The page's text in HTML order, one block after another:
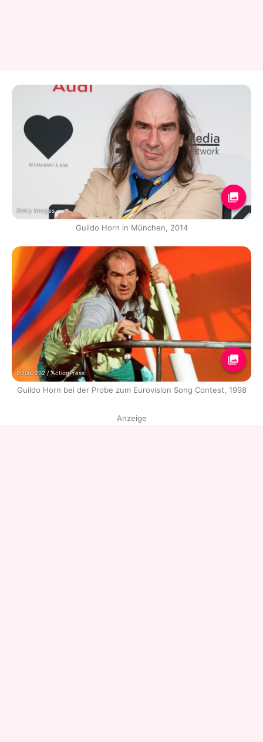
Getty Images
Guildo Horn in München, 2014
POOL 292 / ActionPress
Guildo Horn bei der Probe zum Eurovision Song Contest, 1998
Anzeige